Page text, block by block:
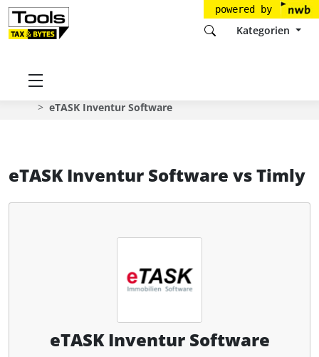
powered by
Kategorien
Startseite
eTASK Inventur Software
eTASK Inventur Software vsTimly
eTASK Inventur Software